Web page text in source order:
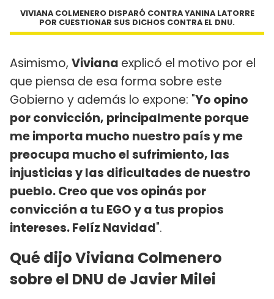
VIVIANA COLMENERO DISPARÓ CONTRA YANINA LATORRE
POR CUESTIONAR SUS DICHOS CONTRA EL DNU.
Asimismo, Viviana explicó el motivo por el
que piensa de esa forma sobre este
Gobierno y además lo expone: "Yo opino
por convicción, principalmente porque
me importa mucho nuestro país y me
preocupa mucho el sufrimiento, las
injusticias y las dificultades de nuestro
pueblo. Creo que vos opinás por
convicción a tu EGO y a tus propios
intereses. Felíz Navidad".
Qué dijo Viviana Colmenero
sobre el DNU de Javier Milei